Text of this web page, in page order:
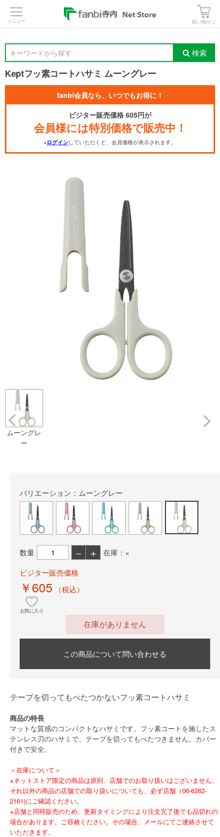
買い物かご
キーワードから探す 検索
Keptフッ素コートハサミ ムーングレー
fanbi会員なら、いつでもお得に！
ビジター販売価格 605円が
会員様には特別価格で販売中！
※ログインしていただくと、会員価格が表示されます。
ムーングレ
ー
Prev
バリエーション：ムーングレー
数量 － ＋
在庫：×
ビジター販売価格
￥605 （税込）
お気に入り
在庫がありません
この商品について問い合わせる
テープを切ってもべたつかないフッ素コートハサミ
商品の特長
マットな質感のコンパクトなハサミです。フッ素コートを施したス
テンレス刃のハサミで、テープを切ってもべたつきません。カバー
付きで安全。
＜在庫について＞
※ネットストア限定の商品は原則、店舗でのお取り扱いはございません。
それ以外の商品の店舗での取り扱いについても、必ず店舗（06-6262-
2161)にご確認ください。
※店舗と同時販売のため、更新タイミングにより注文完了後でも品切れの
場合があります。ご容赦ください。その場合、メールにてご連絡させて
いただきます。